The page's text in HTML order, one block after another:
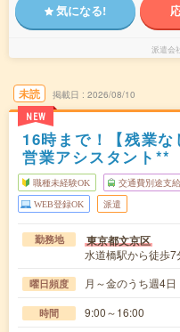
気になる!
派遣会
未読
NEW
掲載日 2026/08/10
16時まで！【残業
営業アシスタント**
職種未経験OK 交通費別途支
WEB登録OK 派遣
勤務地 東京都文京区
水道橋駅から徒歩
曜日頻度 月～金のうち週4日
時間 9:00～16:00